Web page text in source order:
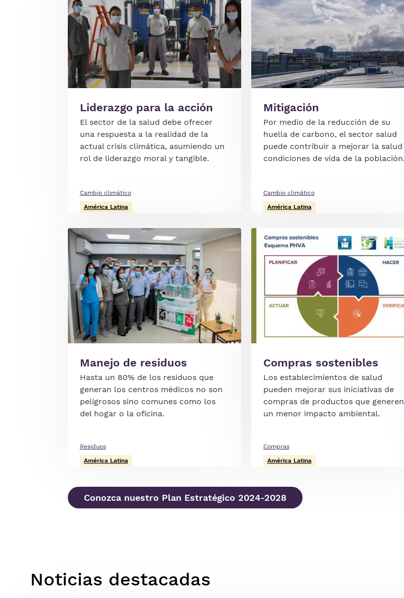
Liderazgo para la acción
El sector de la salud debe ofrecer
una respuesta a la realidad de la
actual crisis climática, asumiendo un
rol de liderazgo moral y tangible.
Cambio climático
América Latina
Mitigación
Por medio de la reducción de su
huella de carbono, el sector salud
puede contribuir a mejorar la salud
condiciones de vida de la población.
Cambio climático
América Latina
Manejo de residuos
Hasta un 80% de los residuos que
generan los centros médicos no son
peligrosos sino comunes como los
del hogar o la oficina.
Residuos
América Latina
Imagen
Compras sostenibles
Los establecimientos de salud
pueden mejorar sus iniciativas de
compras de productos que generen
un menor impacto ambiental.
Compras
América Latina
Imagen
Conozca nuestro Plan Estratégico 2024-2028
Noticias destacadas